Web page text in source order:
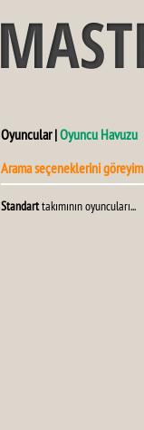
Oyuncular |Oyuncu Havuzu
Arama seçeneklerini göreyim
Standarttakımının oyuncuları...